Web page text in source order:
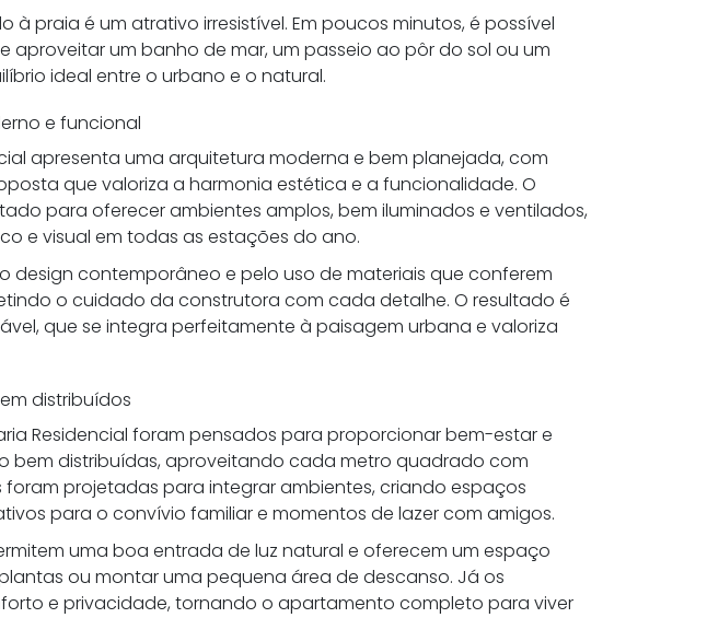
à praia é um atrativo irresistível. Em poucos minutos, é possível
aproveitar um banho de mar, um passeio ao pôr do sol ou um
ideal entre o urbano e o natural.
e funcional
apresenta uma arquitetura moderna e bem planejada, com
que valoriza a harmonia estética e a funcionalidade. O
para oferecer ambientes amplos, bem iluminados e ventilados,
e visual em todas as estações do ano.
design contemporâneo e pelo uso de materiais que conferem
o cuidado da construtora com cada detalhe. O resultado é
que se integra perfeitamente à paisagem urbana e valoriza
distribuídos
Residencial foram pensados para proporcionar bem-estar e
bem distribuídas, aproveitando cada metro quadrado com
foram projetadas para integrar ambientes, criando espaços
para o convívio familiar e momentos de lazer com amigos.
uma boa entrada de luz natural e oferecem um espaço
ou montar uma pequena área de descanso. Já os
e privacidade, tornando o apartamento completo para viver